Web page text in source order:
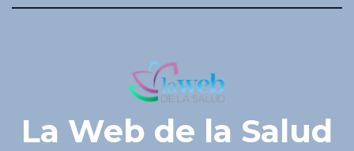
La Web de la Salud